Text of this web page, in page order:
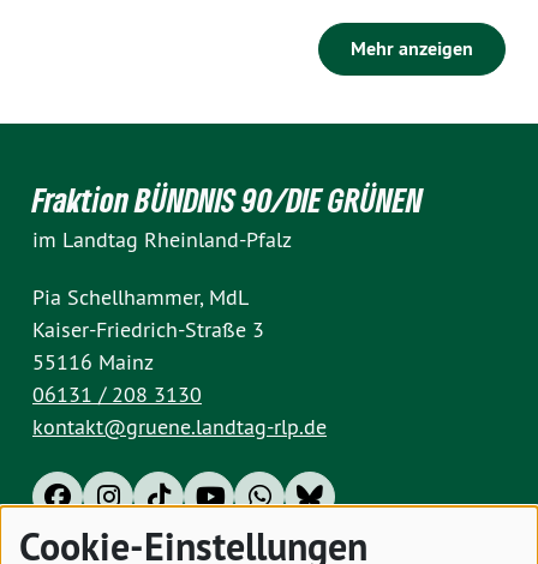
Mehr anzeigen
Fraktion BÜNDNIS 90/DIE GRÜNEN
im Landtag Rheinland-Pfalz
Pia Schellhammer, MdL
Kaiser-Friedrich-Straße 3
55116 Mainz
06131 / 208 3130
kontakt@gruene.landtag-rlp.de
Cookie-Einstellungen